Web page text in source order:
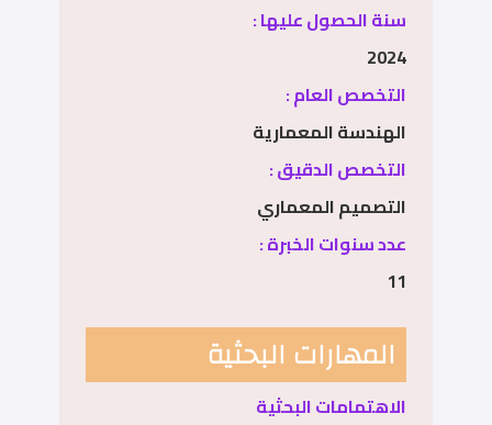
سنة الحصول عليها :
2024
التخصص العام :
الهندسة المعمارية
التخصص الدقيق :
التصميم المعماري
عدد سنوات الخبرة :
11
المهارات البحثية
الاهتمامات البحثية